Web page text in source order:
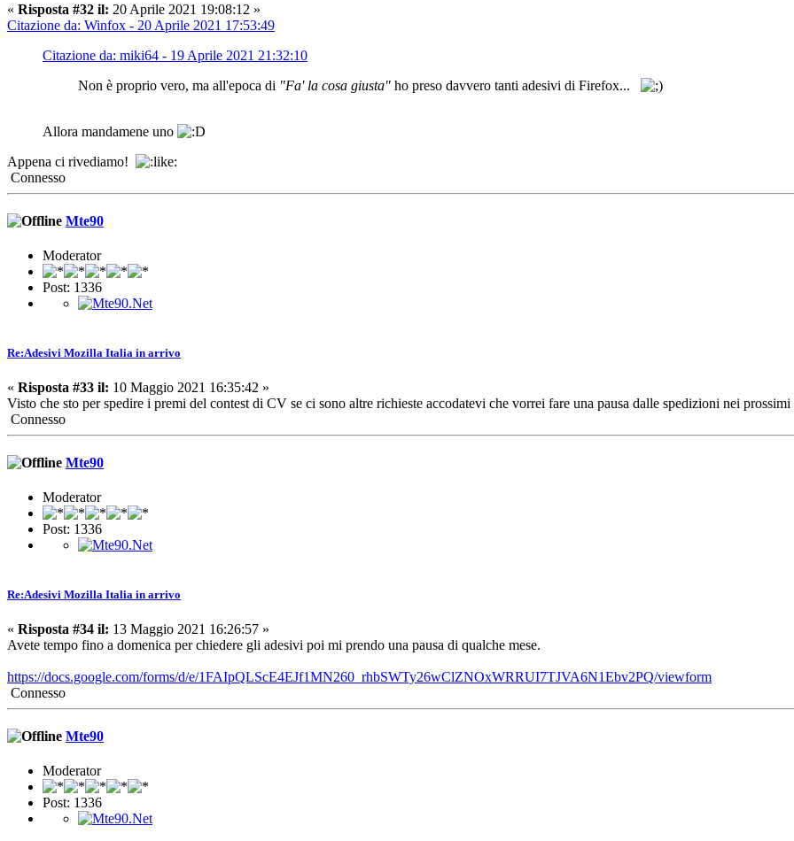
« Risposta #32 il: 20 Aprile 2021 19:08:12 »
Citazione da: Winfox - 20 Aprile 2021 17:53:49
Citazione da: miki64 - 19 Aprile 2021 21:32:10
Non è proprio vero, ma all'epoca di "Fa' la cosa giusta" ho preso davvero tanti adesivi di Firefox...
Allora mandamene uno
Appena ci rivediamo!
Connesso
Mte90
Moderator
Post: 1336
Re:Adesivi Mozilla Italia in arrivo
« Risposta #33 il: 10 Maggio 2021 16:35:42 »
Visto che sto per spedire i premi del contest di CV se ci sono altre richieste accodatevi che vorrei fare una pausa dalle spedizioni nei
Connesso
Mte90
Moderator
Post: 1336
Re:Adesivi Mozilla Italia in arrivo
« Risposta #34 il: 13 Maggio 2021 16:26:57 »
Avete tempo fino a domenica per chiedere gli adesivi poi mi prendo una pausa di qualche mese.
https://docs.google.com/forms/d/e/1FAIpQLScE4EJf1MN260_rhbSWTy26wClZNOxWRRUI7TJVA6N1Ebv2PQ/viewform
Connesso
Mte90
Moderator
Post: 1336